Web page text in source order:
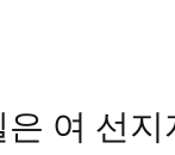
여 선